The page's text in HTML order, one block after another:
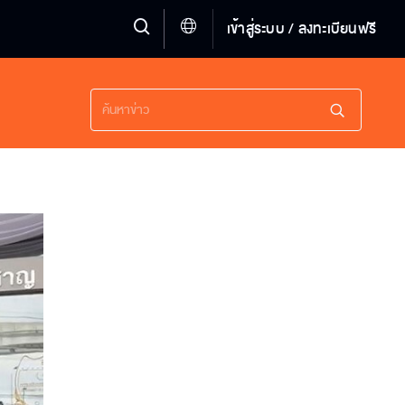
เข้าสู่ระบบ / ลงทะเบียนฟรี